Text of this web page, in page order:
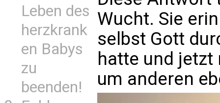
Leben des
herzkrank
en Babys
zu
beenden!
Wucht. Sie
selbst Gott
hatte und
um anderen